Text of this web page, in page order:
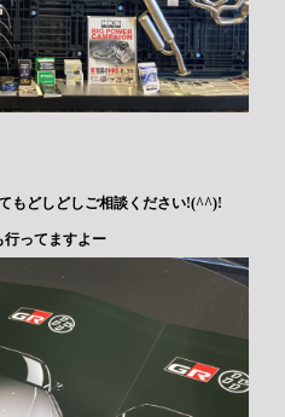
もどしどしご相談ください!(^^)!
行ってますよー